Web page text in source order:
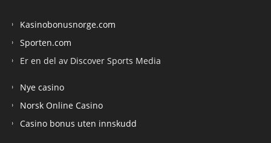
Kasinobonusnorge.com
Sporten.com
Er en del av Discover Sports Media
Nye casino
Norsk Online Casino
Casino bonus uten innskudd